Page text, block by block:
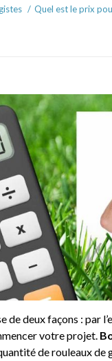
/ Quel est le prix
de deux façons : par
votre projet.
de rouleaux